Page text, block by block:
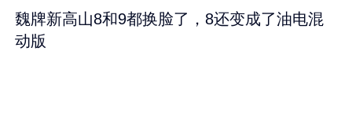
魏牌新高山8和9都换脸了，8还变成了油电混
动版